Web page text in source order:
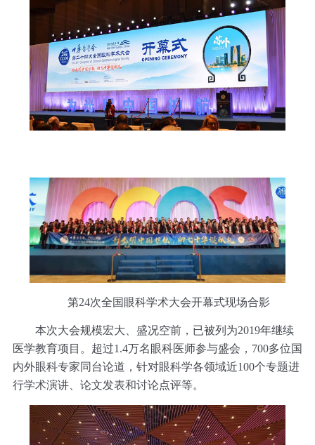
第24次全国眼科学术大会开幕式现场合影
本次大会规模宏大、盛况空前，已被列为2019年继续
医学教育项目。超过1.4万名眼科医师参与盛会，700多位国
内外眼科专家同台论道，针对眼科学各领域近100个专题进
行学术演讲、论文发表和讨论点评等。